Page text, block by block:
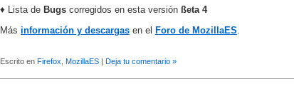
♦ Lista de Bugs corregidos en esta versión ßeta 4
Más información y descargas en el Foro de MozillaES.
Escrito en Firefox, MozillaES Deja tu comentario »